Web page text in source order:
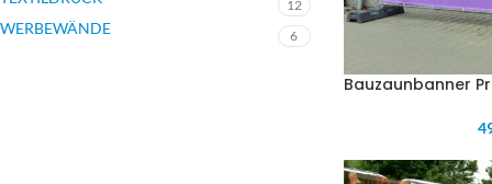
12
WERBEWÄNDE 6
Bauzaunbanner